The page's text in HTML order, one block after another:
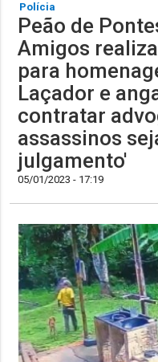
Polícia
Peão de
Amigos
para
Laçador e
contratar
assassinos
julgamento'
05/01/2023 - 17:19